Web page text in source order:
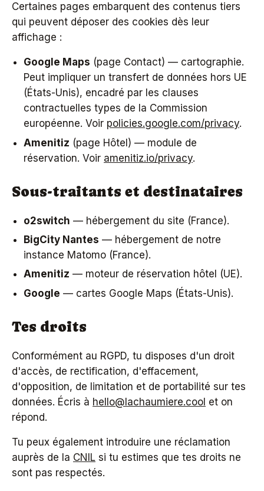
Certaines pages embarquent des contenus tiers
qui peuvent déposer des cookies dès leur
affichage :
Google Maps (page Contact) — cartographie.
Peut impliquer un transfert de données hors UE
(États-Unis), encadré par les clauses
contractuelles types de la Commission
européenne. Voir policies.google.com/privacy.
Amenitiz (page Hôtel) — module de
réservation. Voir amenitiz.io/privacy.
Sous-traitants et destinataires
o2switch — hébergement du site (France).
BigCity Nantes — hébergement de notre
instance Matomo (France).
Amenitiz — moteur de réservation hôtel (UE).
Google — cartes Google Maps (États-Unis).
Tes droits
Conformément au RGPD, tu disposes d'un droit
d'accès, de rectification, d'effacement,
d'opposition, de limitation et de portabilité sur tes
données. Écris à hello@lachaumiere.cool et on
répond.
Tu peux également introduire une réclamation
auprès de la CNIL si tu estimes que tes droits ne
sont pas respectés.